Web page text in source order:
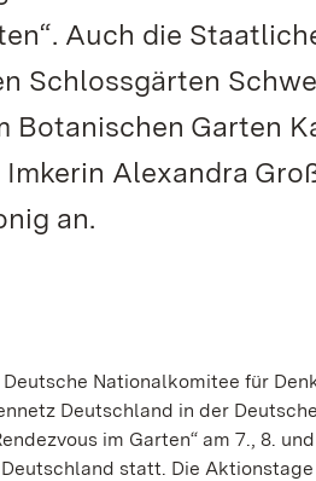
Auch die
Schlossgärten
Garten
Alexandra
an.
Nationalkomitee für
Deutschland in der
im Garten“ am 7., 8.
statt. Die